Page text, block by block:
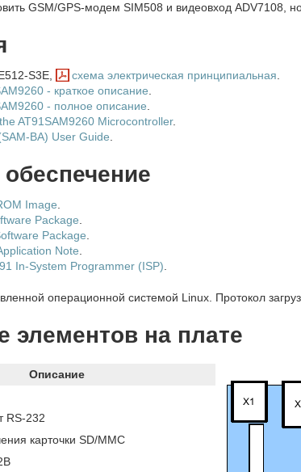
GSM/GPS-модем SIM508 и видеовход ADV7108,
S3E, схема электрическая принципиальная.
- краткое описание.
- полное описание.
AT91SAM9260 Microcontroller.
BA) User Guide.
Image.
Package.
Package.
Note.
In-System Programmer (ISP).
операционной системой Linux. Протокол
элементов на плате
Описание
RS-232
карточки SD/MMC